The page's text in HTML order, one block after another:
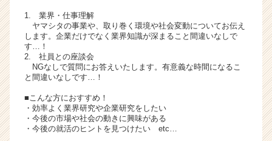
チ
ア
リ
（C
h
e
1. 業界・仕事理解
ヤマシタの事業や、取り巻く環境や社会変動についてお伝え
します。企業だけでなく業界知識が深まること間違いなしで
す…！
2. 社員との座談会
NGなしで質問にお答えいたします。有意義な時間になるこ
と間違いなしです…！
■こんな方におすすめ！
・効率よく業界研究や企業研究をしたい
・今後の市場や社会の動きに興味がある
・今後の就活のヒントを見つけたい etc…